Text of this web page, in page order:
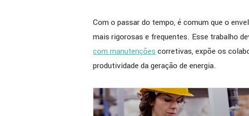
Com o passar do tempo, é comum que o
mais rigorosas e frequentes. Esse trabalho
com manutenções corretivas, expõe os
produtividade da geração de energia.